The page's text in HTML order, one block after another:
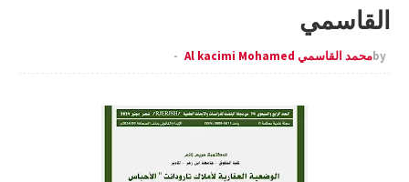
القاسمي
byمحمد القاسمي Al kacimi Mohamed